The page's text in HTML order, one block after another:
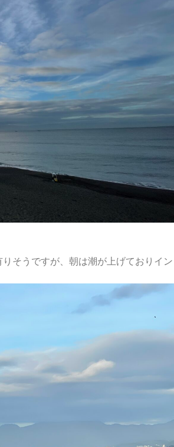
そうですが、朝は潮が上げておりイン